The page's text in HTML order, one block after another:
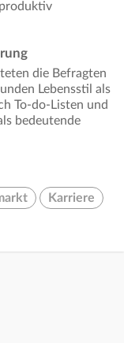
die Befragten
Lebensstil als
To-do-Listen und
bedeutende
Karriere